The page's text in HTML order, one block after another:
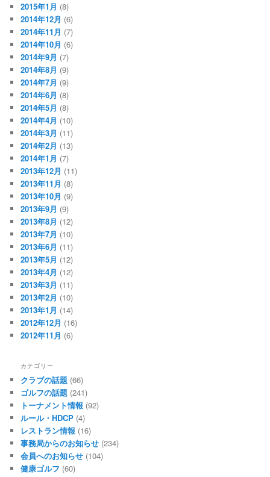
2015年1月 (8)
2014年12月 (6)
2014年11月 (7)
2014年10月 (6)
2014年9月 (7)
2014年8月 (9)
2014年7月 (9)
2014年6月 (8)
2014年5月 (8)
2014年4月 (10)
2014年3月 (11)
2014年2月 (13)
2014年1月 (7)
2013年12月 (11)
2013年11月 (8)
2013年10月 (9)
2013年9月 (9)
2013年8月 (12)
2013年7月 (10)
2013年6月 (11)
2013年5月 (12)
2013年4月 (12)
2013年3月 (11)
2013年2月 (10)
2013年1月 (14)
2012年12月 (16)
2012年11月 (6)
カテゴリー
クラブの話題 (66)
ゴルフの話題 (241)
トーナメント情報 (92)
ルール・HDCP (4)
レストラン情報 (16)
事務局からのお知らせ (234)
会員へのお知らせ (104)
健康ゴルフ (60)